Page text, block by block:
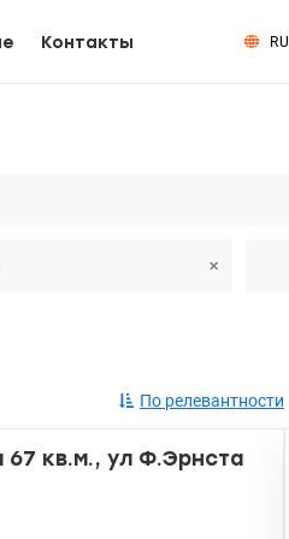
Контакты RU
По релевантности
кв.м., ул Ф.Эрнста